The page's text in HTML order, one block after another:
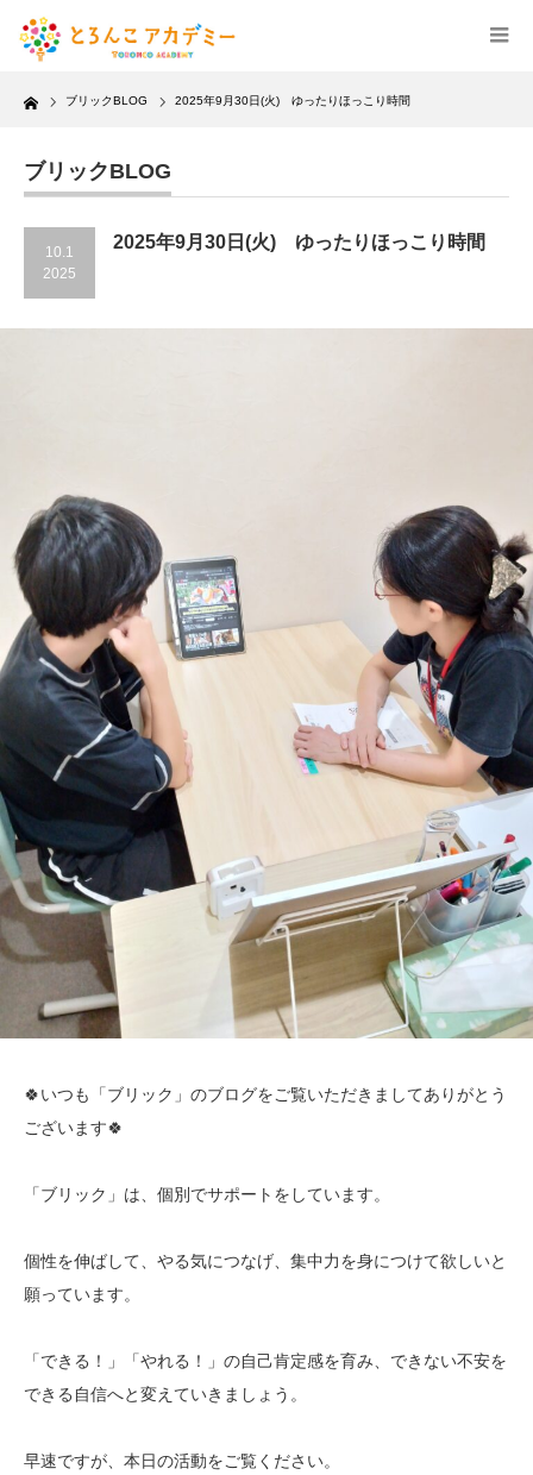
Home ブリックBLOG 2025年9月30日(火) ゆったりほっこり時間
ブリックBLOG
10.1
2025
2025年9月30日(火) ゆったりほっこり時間
🍀いつも「ブリック」のブログをご覧いただきましてありがとう
ございます🍀
「ブリック」は、個別でサポートをしています。
個性を伸ばして、やる気につなげ、集中力を身につけて欲しいと
願っています。
「できる！」「やれる！」の自己肯定感を育み、できない不安を
できる自信へと変えていきましょう。
早速ですが、本日の活動をご覧ください。